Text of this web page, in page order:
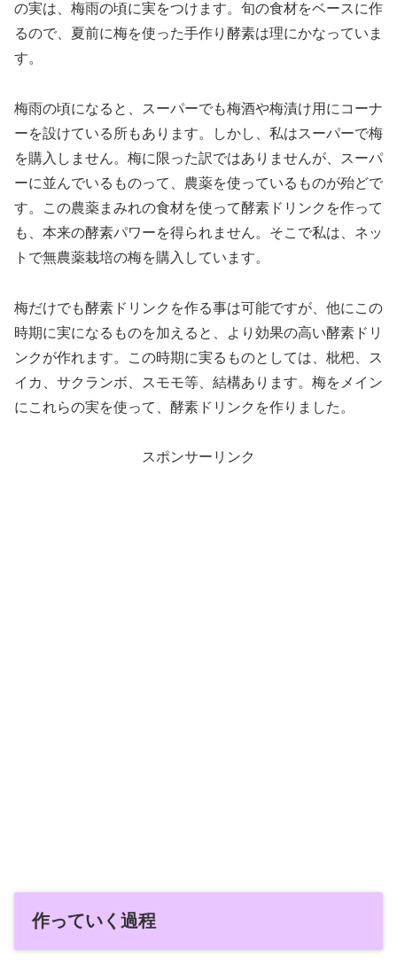
の実は、梅雨の頃に実をつけます。旬の食材をベースに作
るので、夏前に梅を使った手作り酵素は理にかなっていま
す。
梅雨の頃になると、スーパーでも梅酒や梅漬け用にコーナ
ーを設けている所もあります。しかし、私はスーパーで梅
を購入しません。梅に限った訳ではありませんが、スーパ
ーに並んでいるものって、農薬を使っているものが殆どで
す。この農薬まみれの食材を使って酵素ドリンクを作って
も、本来の酵素パワーを得られません。そこで私は、ネッ
トで無農薬栽培の梅を購入しています。
梅だけでも酵素ドリンクを作る事は可能ですが、他にこの
時期に実になるものを加えると、より効果の高い酵素ドリ
ンクが作れます。この時期に実るものとしては、枇杷、ス
イカ、サクランボ、スモモ等、結構あります。梅をメイン
にこれらの実を使って、酵素ドリンクを作りました。
スポンサーリンク
作っていく過程